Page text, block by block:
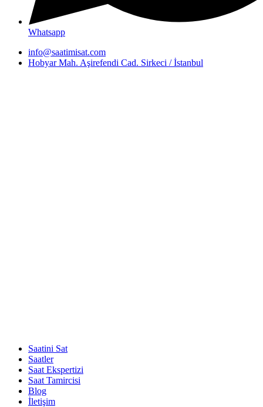
Whatsapp
info@saatimisat.com
Hobyar Mah. Aşirefendi Cad. Sirkeci / İstanbul
Saatini Sat
Saatler
Saat Ekspertizi
Saat Tamircisi
Blog
İletişim